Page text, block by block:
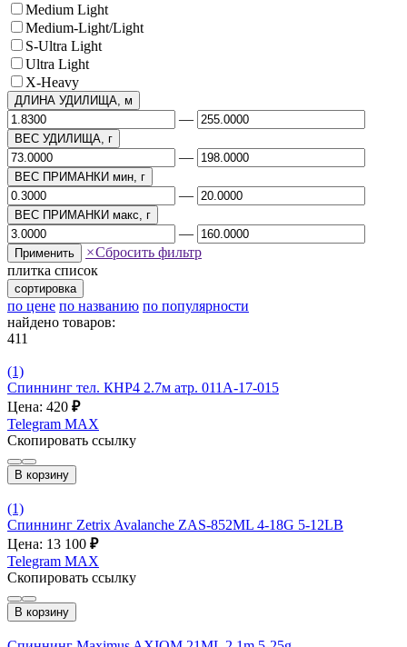
Medium Light
Medium-Light/Light
S-Ultra Light
Ultra Light
X-Heavy
ДЛИНА УДИЛИЩА, м
—
ВЕС УДИЛИЩА, г
—
ВЕС ПРИМАНКИ мин, г
—
ВЕС ПРИМАНКИ макс, г
—
Применить ×Сбросить фильтр
плитка список
сортировка
по цене по названию по популярности
найдено товаров:
411
(1)
Спиннинг тел. КНР4 2.7м атр. 011A-17-015
Цена: 420 ₽
Telegram MAX
Скопировать ссылку
В корзину
(1)
Спиннинг Zetrix Avalanche ZAS-852ML 4-18G 5-12LB
Цена: 13 100 ₽
Telegram MAX
Скопировать ссылку
В корзину